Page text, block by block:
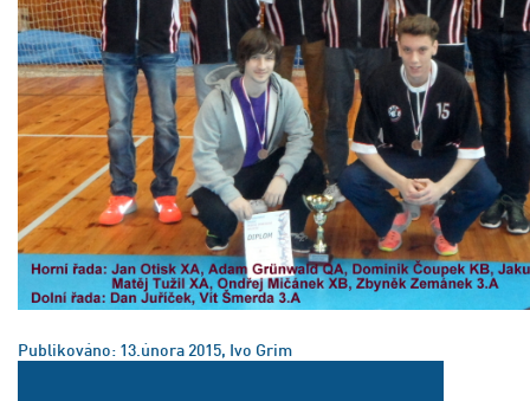
Publikováno: 13.února 2015, Ivo Grim